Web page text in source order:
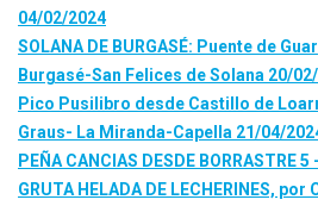
04/02/2024
SOLANA DE BURGASÉ: Puente de
Burgasé-San Felices de Solana 20/
Pico Pusilibro desde Castillo de
Graus- La Miranda-Capella 21/04/
PEÑA CANCIAS DESDE BORRASTRE
GRUTA HELADA DE LECHERINES,